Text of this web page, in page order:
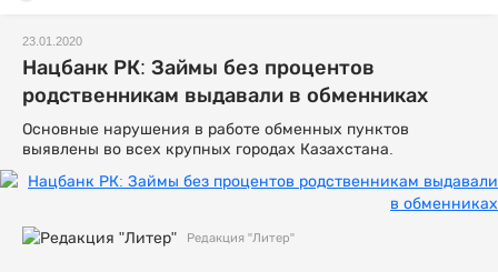
23.01.2020
Нацбанк РК: Займы без процентов
родственникам выдавали в обменниках
Основные нарушения в работе обменных пунктов
выявлены во всех крупных городах Казахстана.
Редакция "Литер"